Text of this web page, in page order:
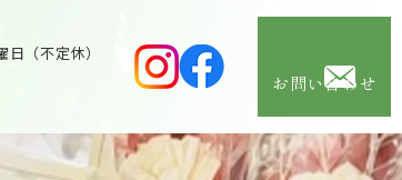
（不定休）
お問い合わせ